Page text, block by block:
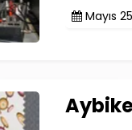
Mayıs